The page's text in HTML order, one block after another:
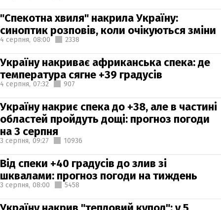
"Спекотна хвиля" накрила Україну:
синоптик розповів, коли очікуються зміни
4 серпня, 08:00 2338
Україну накриває африканська спека: де
температура сягне +39 градусів
4 серпня, 07:32 907
Україну накриє спека до +38, але в частині
областей пройдуть дощі: прогноз погоди
на 3 серпня
3 серпня, 09:27 10936
Від спеки +40 градусів до злив зі
шквалами: прогноз погоди на тиждень
3 серпня, 08:00 5458